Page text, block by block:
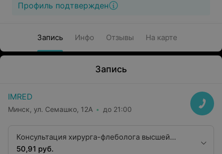
Профиль подтвержден
Запись Инфо Отзывы На карте
Запись
IMRED
Минск, ул. Семашко, 12А до 21:00
Консультация хирурга-флеболога высшей
квалификационной категории (Смольский А.В.)
50,91 руб.